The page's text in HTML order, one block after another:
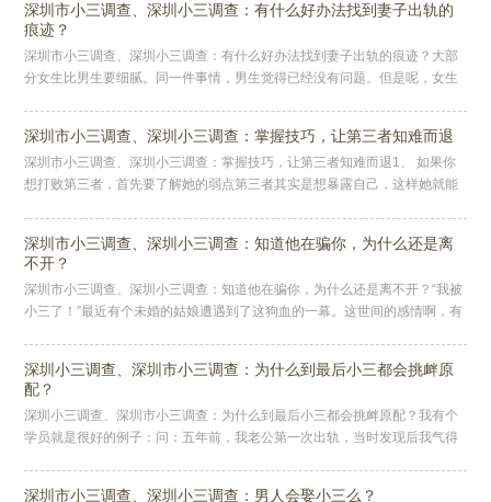
深圳市小三调查、深圳小三调查：有什么好办法找到妻子出轨的
痕迹？
深圳市小三调查、深圳小三调查：有什么好办法找到妻子出轨的痕迹？大部
分女生比男生要细腻。同一件事情，男生觉得已经没有问题。但是呢，女生
深圳市小三调查、深圳小三调查：掌握技巧，让第三者知难而退
深圳市小三调查、深圳小三调查：掌握技巧，让第三者知难而退1、 如果你
想打败第三者，首先要了解她的弱点第三者其实是想暴露自己，这样她就能
深圳市小三调查、深圳小三调查：知道他在骗你，为什么还是离
不开？
深圳市小三调查、深圳小三调查：知道他在骗你，为什么还是离不开？“我被
小三了！”最近有个未婚的姑娘遭遇到了这狗血的一幕。这世间的感情啊，有
深圳小三调查、深圳市小三调查：为什么到最后小三都会挑衅原
配？
深圳小三调查、深圳市小三调查：为什么到最后小三都会挑衅原配？我有个
学员就是很好的例子：问：五年前，我老公第一次出轨，当时发现后我气得
深圳市小三调查、深圳小三调查：男人会娶小三么？